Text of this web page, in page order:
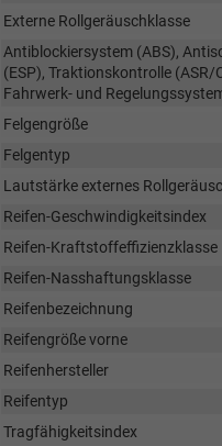
Externe Rollgeräuschklasse
Antiblockiersystem (ABS),
(ESP), Traktionskontrolle
Fahrwerk- und
Felgengröße
Felgentyp
Lautstärke externes
Reifen-Geschwindigkeitsindex
Reifen-Kraftstoffeffizienzklasse
Reifen-Nasshaftungsklasse
Reifenbezeichnung
Reifengröße vorne
Reifenhersteller
Reifentyp
Tragfähigkeitsindex